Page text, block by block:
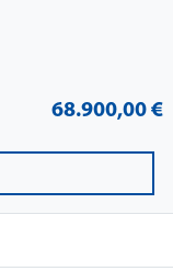
68.900,00 €